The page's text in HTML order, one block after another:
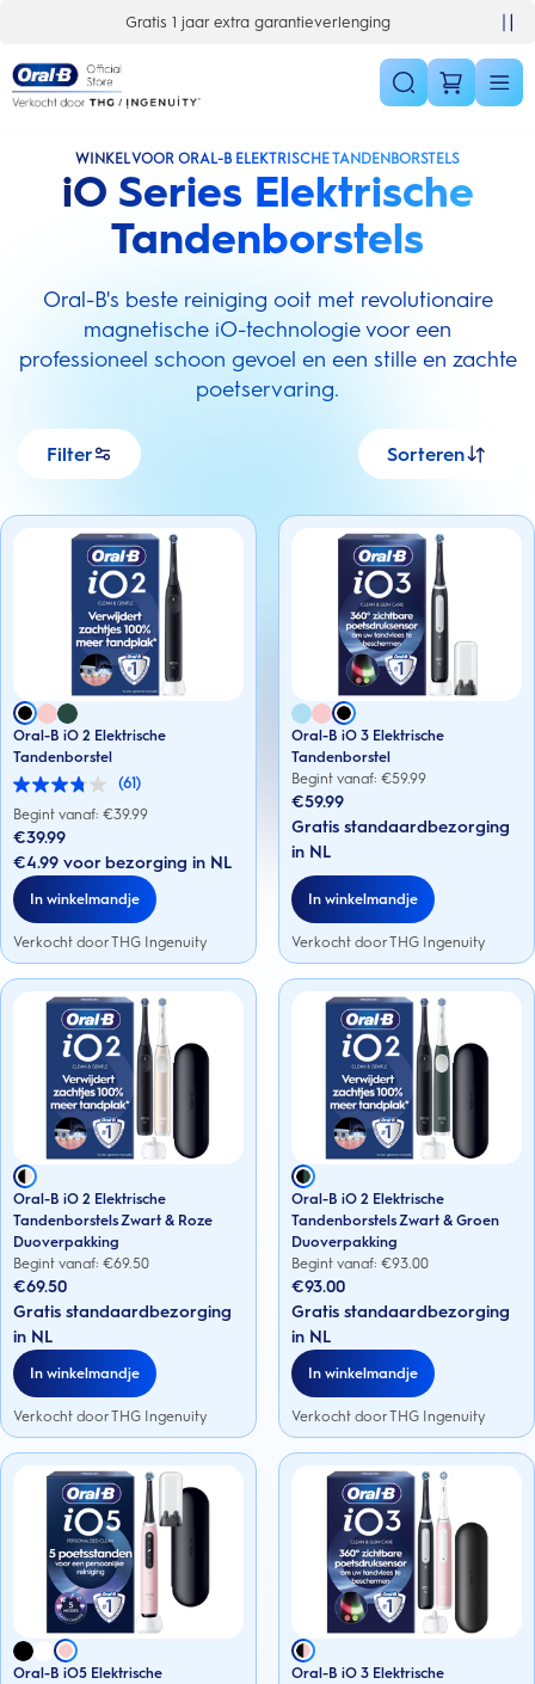
garantieverlenging
WINKEL VOOR ORAL-B ELEKTRISCHE TANDENBORSTELS
iO Series Elektrische
Tandenborstels
Oral-B's beste reiniging ooit met revolutionaire
magnetische iO-technologie voor een
professioneel schoon gevoel en een stille en zachte
poetservaring.
Filter Sorteren
Oral-B iO 2 Elektrische
Tandenborstel
(61)
3.8
van
de
5
sterren.
61
beoordelingen
Begint vanaf: €39.99
€39.99
€4.99 voor bezorging in NL
In winkelmandje
Verkocht door THG Ingenuity
Oral-B iO 3 Elektrische
Tandenborstel
Begint vanaf: €59.99
€59.99
Gratis standaardbezorging
in NL
In winkelmandje
Verkocht door THG Ingenuity
Oral-B iO 2 Elektrische
Tandenborstels Zwart & Roze
Duoverpakking
Begint vanaf: €69.50
€69.50
Gratis standaardbezorging
in NL
In winkelmandje
Verkocht door THG Ingenuity
Oral-B iO 2 Elektrische
Tandenborstels Zwart & Groen
Duoverpakking
Begint vanaf: €93.00
€93.00
Gratis standaardbezorging
in NL
In winkelmandje
Verkocht door THG Ingenuity
Oral-B iO5 Elektrische
Oral-B iO 3 Elektrische